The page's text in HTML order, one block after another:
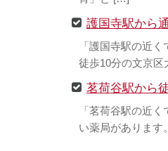
護国寺駅から
「護国寺駅の近
徒歩10分の文京区
茗荷谷駅から
「茗荷谷駅の近
い薬局があります